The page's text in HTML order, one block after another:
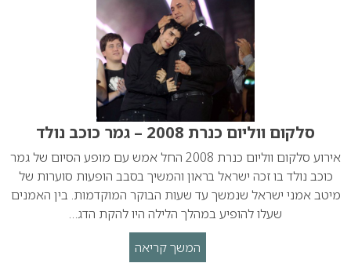
סלקום ווליום כנרת 2008 – גמר כוכב נולד
אירוע סלקום ווליום כנרת 2008 החל אמש עם מופע הסיום של גמר
כוכב נולד בו זכה ישראל בראון והמשיך בסבב הופעות סוערות של
מיטב אמני ישראל שנמשך עד שעות הבוקר המוקדמות. בין האמנים
שעלו להופיע במהלך הלילה היו להקת הדג…
המשך קריאה